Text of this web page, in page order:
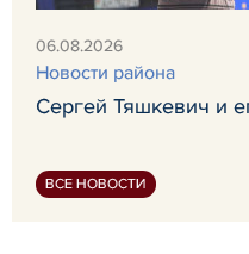
06.08.2026
Новости района
Сергей Тяшкевич и
ВСЕ НОВОСТИ